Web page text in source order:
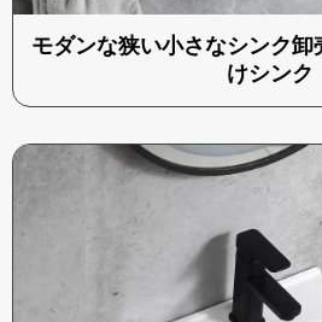
モダンな狭い小さなシンク
けシンク